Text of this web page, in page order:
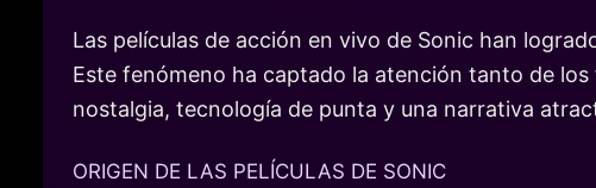
Las películas de acción en vivo de Sonic han
Este fenómeno ha captado la atención tanto de
nostalgia, tecnología de punta y una narrativa
ORIGEN DE LAS PELÍCULAS DE SONIC